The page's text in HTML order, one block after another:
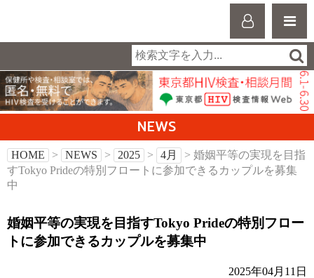
NEWS
HOME > NEWS > 2025 > 4月
> 婚姻平等の実現を目指
すTokyo Prideの特別フロートに参加できるカップルを募集
中
婚姻平等の実現を目指すTokyo Prideの特別フロー
トに参加できるカップルを募集中
2025年04月11日